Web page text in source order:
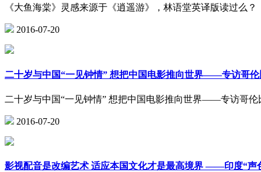
《大鱼海棠》灵感来源于《逍遥游》，林语堂英译版读过么？
2016-07-20
二十岁与中国“一见钟情” 想把中国电影推向世界——专访哥伦
二十岁与中国“一见钟情” 想把中国电影推向世界——专访哥伦
2016-07-20
影视配音是改编艺术 适应本国文化才是最高境界 ——印度“声